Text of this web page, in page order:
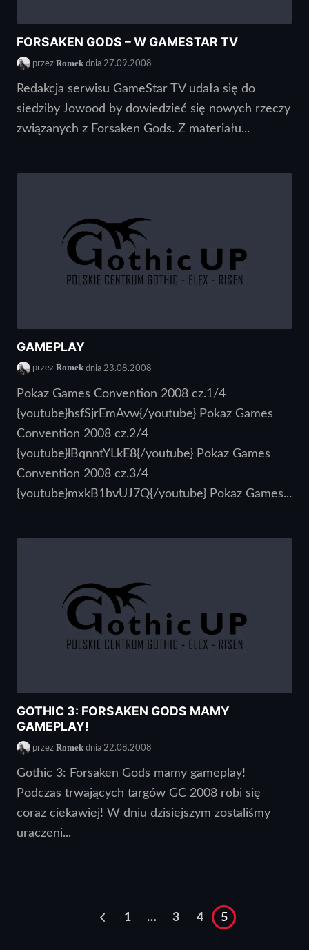
FORSAKEN GODS – W GAMESTAR TV
przez Romek dnia 27.09.2008
Redakcja serwisu GameStar TV udała się do
siedziby Jowood by dowiedzieć się nowych rzeczy
związanych z Forsaken Gods. Z materiału...
GAMEPLAY
przez Romek dnia 23.08.2008
Pokaz Games Convention 2008 cz.1/4
{youtube}hsfSjrEmAvw{/youtube} Pokaz Games
Convention 2008 cz.2/4
{youtube}lBqnntYLkE8{/youtube} Pokaz Games
Convention 2008 cz.3/4
{youtube}mxkB1bvUJ7Q{/youtube} Pokaz Games...
GOTHIC 3: FORSAKEN GODS MAMY
GAMEPLAY!
przez Romek dnia 22.08.2008
Gothic 3: Forsaken Gods mamy gameplay!
Podczas trwających targów GC 2008 robi się
coraz ciekawiej! W dniu dzisiejszym zostaliśmy
uraczeni...
1 … 3 4 5